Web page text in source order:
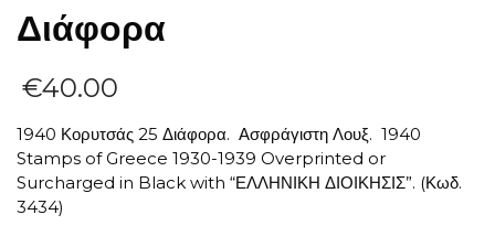
Διάφορα
€40.00
1940 Κορυτσάς 25 Διάφορα. Ασφράγιστη Λουξ. 1940
Stamps of Greece 1930-1939 Overprinted or
Surcharged in Black with “ΕΛΛΗΝΙΚΗ ΔΙΟΙΚΗΣΙΣ”. (Κωδ.
3434)